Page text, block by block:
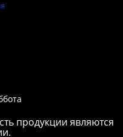
продукции являются